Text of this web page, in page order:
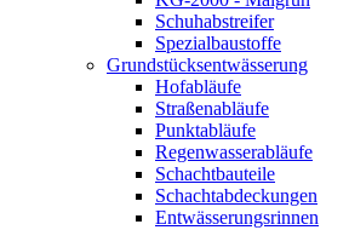
Schuhabstreifer
Spezialbaustoffe
Grundstücksentwässerung
Hofabläufe
Straßenabläufe
Punktabläufe
Regenwasserabläufe
Schachtbauteile
Schachtabdeckungen
Entwässerungsrinnen